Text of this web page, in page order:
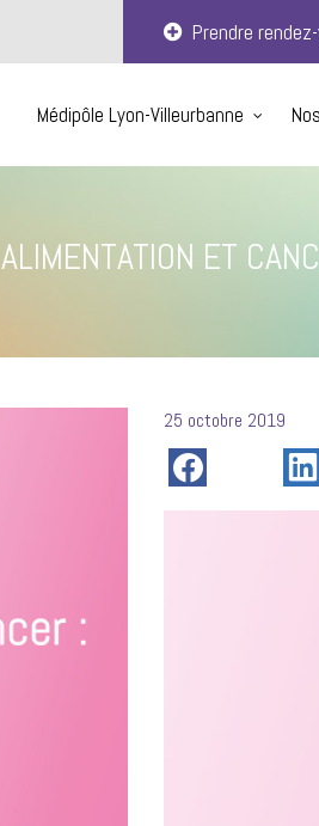
Prendre
Médipôle Lyon-Villeurbanne
ALIMENTATION ET
Posté
le
25 octobre 2019